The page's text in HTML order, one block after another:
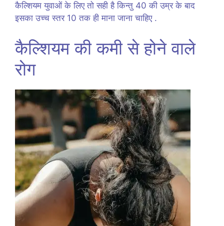
कैल्शियम युवाओं के लिए तो सही है किन्तु 40 की उम्र के बाद
इसका उच्च स्तर 10 तक ही माना जाना चाहिए .
कैल्शियम की कमी से होने वाले
रोग